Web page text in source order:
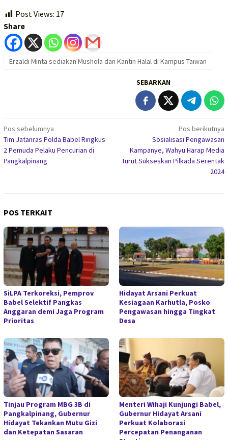
Post Views: 17
Share
Erzaldi Minta sediakan Mushola dan Kantin Halal di Kampus Taiwan
SEBARKAN
Navigasi
pos
Pos sebelumnya
Tim Jatanras Polda Babel Ringkus
2 Pemuda Pelaku Pencurian di
Pangkalpinang
Pos berikutnya
Sosialisasi Pengawasan
Kampanye, Wahyu Harap Media
Turut Sukseskan Pilkada Serentak
2024
POS TERKAIT
SiLPA Terkoreksi, Pemprov
Babel Selektif Pangkas
Anggaran demi Jaga Program
Prioritas
Hidayat Arsani Perkuat
Kesiagaan Karhutla, Posko
Pengawasan hingga Tingkat
Desa
Tinjau Program MBG 3B di
Pangkalpinang, Gubernur
Hidayat Tekankan Mutu Gizi
dan Ketepatan Sasaran
Menteri Wihaji Kunjungi Babel,
Gubernur Hidayat Arsani
Perkuat Kolaborasi
Percepatan Penanganan